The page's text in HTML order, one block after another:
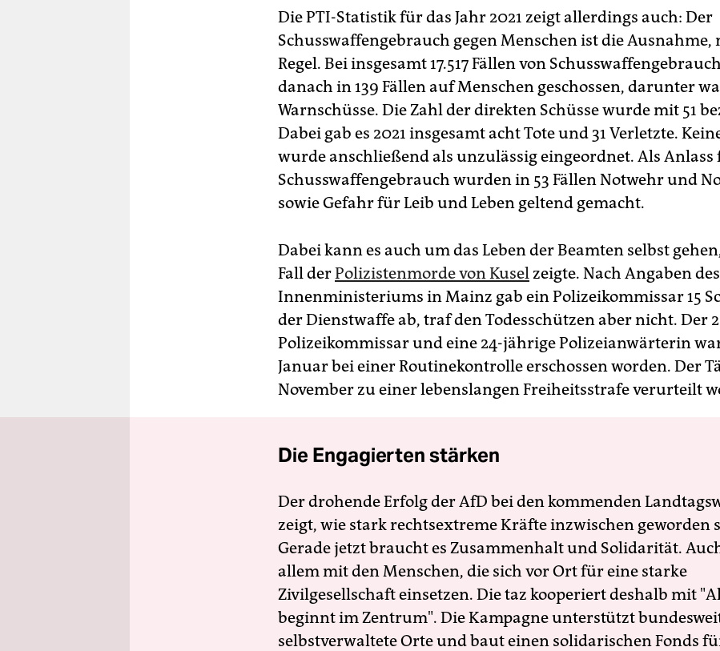
Die PTI-Statistik für das Jahr 2021 zeigt allerdings auch: Der
Schusswaffengebrauch gegen Menschen ist die Ausnahme,
Regel. Bei insgesamt 17.517 Fällen von
danach in 139 Fällen auf Menschen geschossen, darunter
Warnschüsse. Die Zahl der direkten Schüsse wurde mit 51
Dabei gab es 2021 insgesamt acht Tote und 31 Verletzte.
wurde anschließend als unzulässig eingeordnet. Als Anlass
Schusswaffengebrauch wurden in 53 Fällen Notwehr und
sowie Gefahr für Leib und Leben geltend gemacht.
Dabei kann es auch um das Leben der Beamten selbst
Fall derPolizistenmorde von Kusel zeigte. Nach Angaben des
Innenministeriums in Mainz gab ein Polizeikommissar 15
der Dienstwaffe ab, traf den Todesschützen aber nicht. Der
Polizeikommissar und eine 24-jährige Polizeianwärterin
Januar bei einer Routinekontrolle erschossen worden. Der
November zu einer lebenslangen Freiheitsstrafe verurteilt
Die Engagierten stärken
Der drohende Erfolg der AfD bei den kommenden
zeigt, wie stark rechtsextreme Kräfte inzwischen geworden
Gerade jetzt braucht es Zusammenhalt und Solidarität.
allem mit den Menschen, die sich vor Ort für eine starke
Zivilgesellschaft einsetzen. Die taz kooperiert deshalb mit
beginnt im Zentrum". Die Kampagne unterstützt
selbstverwaltete Orte und baut einen solidarischen Fonds